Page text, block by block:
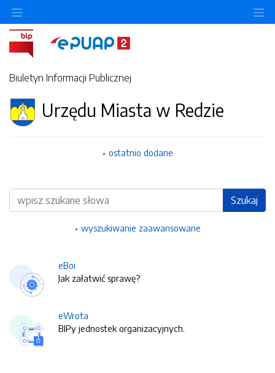
Biuletyn Informacji Publicznej
Urzędu Miasta w Redzie
ostatnio dodane
Wyszukiwarka Szukaj
wyszukiwanie zaawansowane
eBoi
Jak załatwić sprawę?
eWrota
BIPy jednostek organizacyjnych.